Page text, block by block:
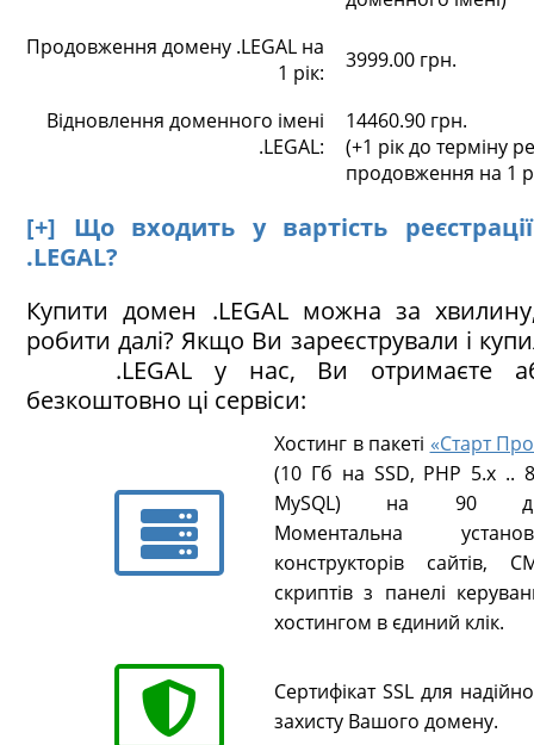
Продовження домену .LEGAL на
1 рік:
3999.00 грн.
Відновлення доменного імені
.LEGAL:
14460.90 грн.
(+1 рік до терміну
продовження на 1
[+] Що входить у вартість
.LEGAL?
Купити домен .LEGAL можна за
робити далі? Якщо Ви зареєстрували і
.LEGAL у нас, Ви отримаєте
безкоштовно ці сервіси:
Хостинг в пакеті «Старт
(10 Гб на SSD, PHP 5.х ..
MySQL) на 90
Моментальна
конструкторів сайтів,
скриптів з панелі
хостингом в єдиний клік.
Сертифікат SSL для
захисту Вашого домену.